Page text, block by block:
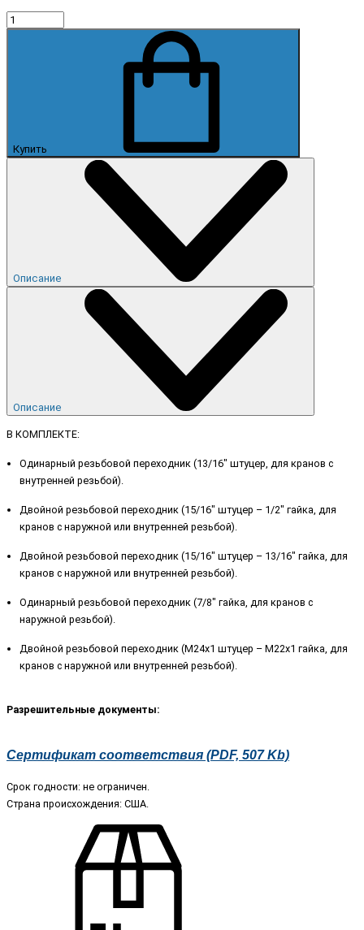
Купить
Описание
Описание
В КОМПЛЕКТЕ:
Одинарный резьбовой переходник (13/16" штуцер, для кранов с
внутренней резьбой).
Двойной резьбовой переходник (15/16" штуцер – 1/2" гайка, для
кранов с наружной или внутренней резьбой).
Двойной резьбовой переходник (15/16" штуцер – 13/16" гайка, для
кранов с наружной или внутренней резьбой).
Одинарный резьбовой переходник (7/8" гайка, для кранов с
наружной резьбой).
Двойной резьбовой переходник (М24х1 штуцер – М22х1 гайка, для
кранов с наружной или внутренней резьбой).
Разрешительные документы:
Сертификат соответствия (PDF, 507 Kb)
Срок годности: не ограничен.
Страна происхождения: США.